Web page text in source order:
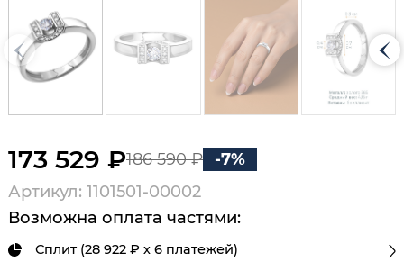
173 529 ₽186 590 ₽
-7%
Артикул: 1101501-00002
Возможна оплата частями:
Сплит (28 922 ₽ х 6 платежей)